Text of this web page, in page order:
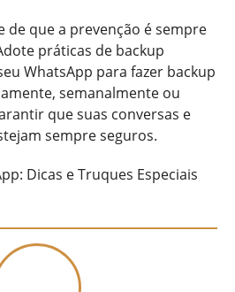
de que a prevenção é sempre
práticas de backup
WhatsApp para fazer backup
semanalmente ou
que suas conversas e
sempre seguros.
Dicas e Truques Especiais